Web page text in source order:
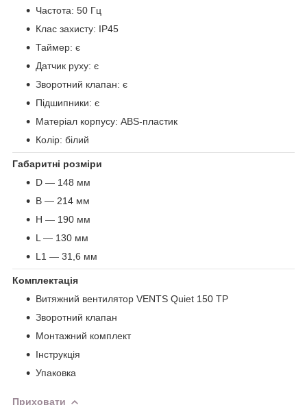
Частота: 50 Гц
Клас захисту: IP45
Таймер: є
Датчик руху: є
Зворотний клапан: є
Підшипники: є
Матеріал корпусу: ABS-пластик
Колір: білий
Габаритні розміри
D — 148 мм
B — 214 мм
H — 190 мм
L — 130 мм
L1 — 31,6 мм
Комплектація
Витяжний вентилятор VENTS Quiet 150 ТР
Зворотний клапан
Монтажний комплект
Інструкція
Упаковка
Приховати